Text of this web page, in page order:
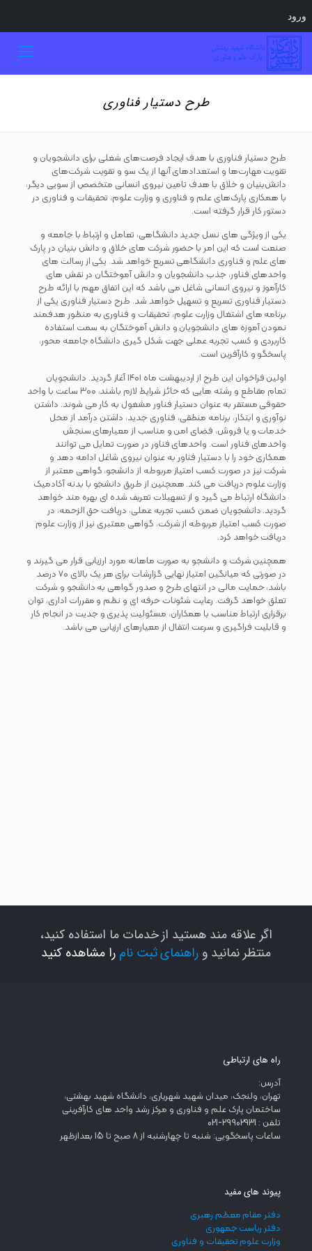
طرح دستیار فناوری
طرح دستیار فناوری با هدف ایجاد فرصت‌های شغلی برای دانشجویان و
تقویت مهارت‌ها و استعدادهای آنها از یک سو و تقویت شرکت‌های
دانش‌بنیان و خلاق با هدف تامین نیروی انسانی متخصص از سویی دیگر،
با همکاری پارک‌های علم و فناوری و وزارت علوم، تحقیقات و فناوری در
دستور کار قرار گرفته است.
یکی از ویژگی های نسل جدید دانشگاهی، تعامل و ارتباط با جامعه و
صنعت است که این امر با حضور شرکت های خلاق و دانش بنیان در پارک
های علم و فناوری دانشگاهی تسریع خواهد شد. یکی از رسالت های
واحدهای فناور، جذب دانشجویان و دانش آموختگان در نقش های
کارآموز و نیروی انسانی شاغل می باشد که این اتفاق مهم با ارائه طرح
دستیار فناوری تسریع و تسهیل خواهد شد. طرح دستیار فناوری یکی از
برنامه های اشتغال وزارت علوم، تحقیقات و فناوری به منظور هدفمند
نمودن آموزه های دانشجویان و دانش آموختگان به سمت استفاده
کاربردی و کسب تجربه عملی جهت شکل گیری دانشگاه جامعه محور،
پاسخگو و کارآفرین است.
اولین فراخوان این طرح از اردیبهشت ماه ۱۴۰۱ آغاز گردید. دانشجویان
تمام مقاطع و رشته هایی که حائز شرایط لازم باشند، ۳۰۰ ساعت با واحد
حقوقی مستقر به عنوان دستیار فناور مشغول به کار می شوند. داشتن
نوآوری و ابتکار، برنامه منطقی، فناوری جدید، داشتن درآمد از محل
خدمات و یا فروش، فضای امن و مناسب از معیارهای سنجش
واحدهای فناور است. واحدهای فناور در صورت تمایل می توانند
همکاری خود را با دستیار فناور به عنوان نیروی شاغل ادامه دهد و
شرکت نیز در صورت کسب امتیاز مربوطه از دانشجو، گواهی معتبر از
وزارت علوم دریافت می کند. همچنین از طریق دانشجو با بدنه آکادمیک
دانشگاه ارتباط می گیرد و از تسهیلات تعریف شده ای بهره مند خواهد
گردید. دانشجویان ضمن کسب تجربه عملی، دریافت حق الزحمه، در
صورت کسب امتیاز مربوطه از شرکت، گواهی معتبری نیز از وزارت علوم
دریافت خواهد کرد.
همچنین شرکت و دانشجو به صورت ماهانه مورد ارزیابی قرار می گیرند و
در صورتی که میانگین امتیاز نهایی گزارشات برای هر یک بالای ۷۰ درصد
باشد، حمایت مالی در انتهای طرح و صدور گواهی به دانشجو و شرکت
تعلق خواهد گرفت. رعایت شئونات حرفه ای و نظم و مقررات اداری، توان
برقراری ارتباط مناسب با همکاران، مسئولیت پذیری و جدیت در انجام کار
و قابلیت فراگیری و سرعت انتقال از معیارهای ارزیابی می باشد.
اگر علاقه مند هستید از خدمات ما استفاده کنید،
منتظر نمانید و راهنمای ثبت نام را مشاهده کنید
راه های ارتباطی
آدرس:
تهران، ولنجک، میدان شهید شهریاری، دانشگاه شهید بهشتی،
ساختمان پارک علم و فناوری و مرکز رشد واحد های کارآفرینی
تلفن : 29902931-021
ساعات پاسخگویی: شنبه تا چهارشنبه از 8 صبح تا 15 بعدازظهر
پیوند های مفید
دفتر مقام معظم رهبری
دفتر ریاست جمهوری
وزارت علوم تحقیقات و فناوری
ورود